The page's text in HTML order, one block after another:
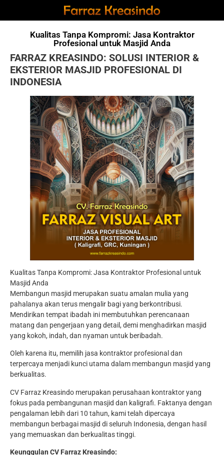
Kualitas Tanpa Kompromi: Jasa Kontraktor
Profesional untuk Masjid Anda
FARRAZ KREASINDO: SOLUSI INTERIOR &
EKSTERIOR MASJID PROFESIONAL DI
INDONESIA
Kualitas Tanpa Kompromi: Jasa Kontraktor Profesional untuk
Masjid Anda
Membangun masjid merupakan suatu amalan mulia yang
pahalanya akan terus mengalir bagi yang berkontribusi.
Mendirikan tempat ibadah ini membutuhkan perencanaan
matang dan pengerjaan yang detail, demi menghadirkan masjid
yang kokoh, indah, dan nyaman untuk beribadah.
Oleh karena itu, memilih jasa kontraktor profesional dan
terpercaya menjadi kunci utama dalam membangun masjid yang
berkualitas.
CV Farraz Kreasindo merupakan perusahaan kontraktor yang
fokus pada pembangunan masjid dan kaligrafi. Faktanya dengan
pengalaman lebih dari 10 tahun, kami telah dipercaya
membangun berbagai masjid di seluruh Indonesia, dengan hasil
yang memuaskan dan berkualitas tinggi.
Keunggulan CV Farraz Kreasindo: